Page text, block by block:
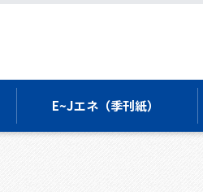
E~Jエネ（季刊紙）